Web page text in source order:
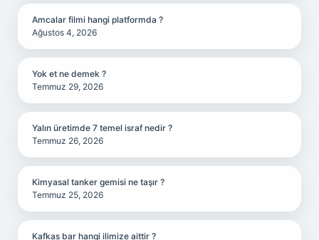
Amcalar filmi hangi platformda ?
Ağustos 4, 2026
Yok et ne demek ?
Temmuz 29, 2026
Yalın üretimde 7 temel israf nedir ?
Temmuz 26, 2026
Kimyasal tanker gemisi ne taşır ?
Temmuz 25, 2026
Kafkas bar hangi ilimize aittir ?